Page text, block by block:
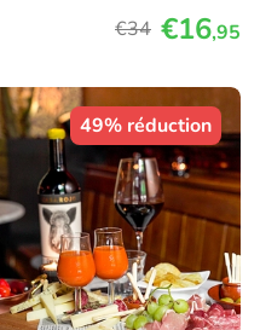
€34 €16,95
49% réduction